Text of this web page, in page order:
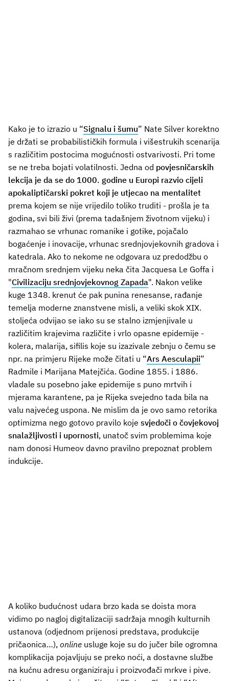
Kako je to izrazio u “Signalu i šumu” Nate Silver korektno
je držati se probabilističkih formula i višestrukih scenarija
s različitim postocima mogućnosti ostvarivosti. Pri tome
se ne treba bojati volatilnosti. Jedna od povjesničarskih
lekcija je da se do 1000. godine u Europi razvio cijeli
apokaliptičarski pokret koji je utjecao na mentalitet
prema kojem se nije vrijedilo toliko truditi - prošla je ta
godina, svi bili živi (prema tadašnjem životnom vijeku) i
razmahao se vrhunac romanike i gotike, pojačalo
bogaćenje i inovacije, vrhunac srednjovjekovnih gradova i
katedrala. Ako to nekome ne odgovara uz predodžbu o
mračnom srednjem vijeku neka čita Jacquesa Le Goffa i
"Civilizaciju srednjovjekovnog Zapada". Nakon velike
kuge 1348. krenut će pak punina renesanse, rađanje
temelja moderne znanstvene misli, a veliki skok XIX.
stoljeća odvijao se iako su se stalno izmjenjivale u
različitim krajevima različite i vrlo opasne epidemije -
kolera, malarija, sifilis koje su izazivale zebnju o čemu se
npr. na primjeru Rijeke može čitati u “Ars Aesculapii”
Radmile i Marijana Matejčića. Godine 1855. i 1886.
vladale su posebno jake epidemije s puno mrtvih i
mjerama karantene, pa je Rijeka svejedno tada bila na
valu najvećeg uspona. Ne mislim da je ovo samo retorika
optimizma nego gotovo pravilo koje svjedoči o čovjekovoj
snalažljivosti i upornosti, unatoč svim problemima koje
nam donosi Humeov davno pravilno prepoznat problem
indukcije.
A koliko budućnost udara brzo kada se doista mora
vidimo po nagloj digitalizaciji sadržaja mnogih kulturnih
ustanova (odjednom prijenosi predstava, produkcije
pričaonica…), online usluge koje su do jučer bile ogromna
komplikacija pojavljuju se preko noći, a dostavne službe
na kućnu adresu organiziraju i proizvođači mrkve i pive.